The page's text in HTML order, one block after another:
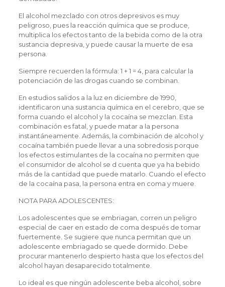
El alcohol mezclado con otros depresivos es muy
peligroso, pues la reacción química que se produce,
multiplica los efectos tanto de la bebida como de la otra
sustancia depresiva, y puede causar la muerte de esa
persona.
Siempre recuerden la fórmula: 1 + 1 = 4, para calcular la
potenciación de las drogas cuando se combinan.
En estudios salidos a la luz en diciembre de 1990,
identificaron una sustancia química en el cerebro, que se
forma cuando el alcohol y la cocaína se mezclan. Esta
combinación es fatal, y puede matar a la persona
instantáneamente. Además, la combinación de alcohol y
cocaína también puede llevar a una sobredosis porque
los efectos estimulantes de la cocaína no permiten que
el consumidor de alcohol se d cuenta que ya ha bebido
más de la cantidad que puede matarlo. Cuando el efecto
de la cocaína pasa, la persona entra en coma y muere.
NOTA PARA ADOLESCENTES:
Los adolescentes que se embriagan, corren un peligro
especial de caer en estado de coma después de tomar
fuertemente. Se sugiere que nunca permitan que un
adolescente embriagado se quede dormido. Debe
procurar mantenerlo despierto hasta que los efectos del
alcohol hayan desaparecido totalmente.
Lo ideal es que ningún adolescente beba alcohol, sobre